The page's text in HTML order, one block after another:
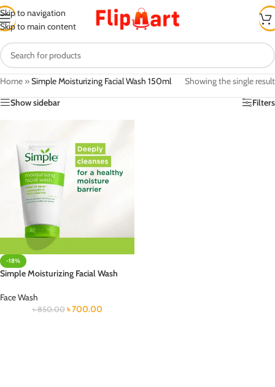
Skip to navigation
Skip to main content
Home »Simple Moisturizing Facial Wash 150ml
Showing the single result
Show sidebar
Filters
-18%
Simple Moisturizing Facial Wash
Face Wash
৳850.00 ৳700.00